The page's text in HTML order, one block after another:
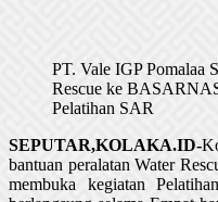
PT. Vale IGP Pomalaa
Rescue ke
Pelatihan SAR
SEPUTAR,KOLAKA.ID-
bantuan peralatan Water
membuka kegiatan